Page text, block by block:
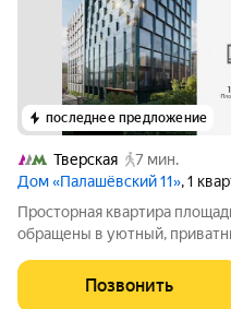
последнее предложение
Тверская
7 мин.
Дом «Палашёвский 11», 1
Просторная квартира
обращены в уютный, приватный двор-
атмосфера уединения и
предусмотрен балкон,
Позвонить